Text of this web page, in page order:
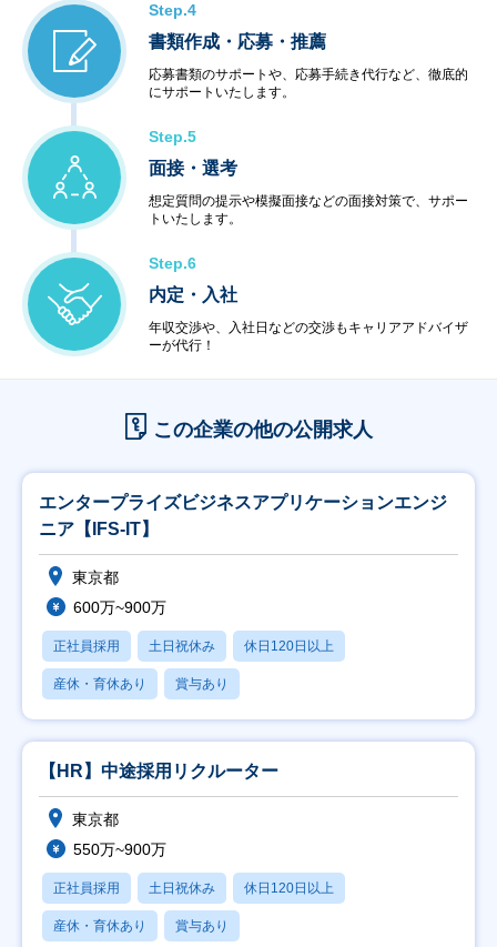
Step.4
書類作成・応募・推薦
応募書類のサポートや、応募手続き代行など、徹底的
にサポートいたします。
Step.5
面接・選考
想定質問の提示や模擬面接などの面接対策で、サポー
トいたします。
Step.6
内定・入社
年収交渉や、入社日などの交渉もキャリアアドバイザ
ーが代行！
この企業の他の公開求人
エンタープライズビジネスアプリケーションエンジ
ニア【IFS-IT】
東京都
600万~900万
正社員採用 土日祝休み 休日120日以上
産休・育休あり 賞与あり
【HR】中途採用リクルーター
東京都
550万~900万
正社員採用 土日祝休み 休日120日以上
産休・育休あり 賞与あり